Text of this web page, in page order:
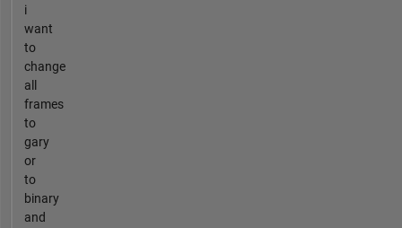
i
want
to
change
all
frames
to
gary
or
to
binary
and